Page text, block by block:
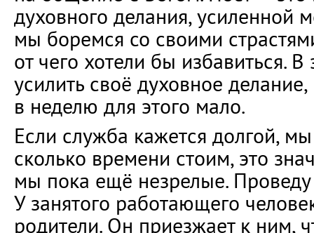
духовного делания, усиленной
мы боремся со своими
от чего хотели бы избавиться.
усилить своё духовное
в неделю для этого мало.
Если служба кажется долгой,
сколько времени стоим, это
мы пока ещё незрелые.
У занятого работающего
родители. Он приезжает к ним,